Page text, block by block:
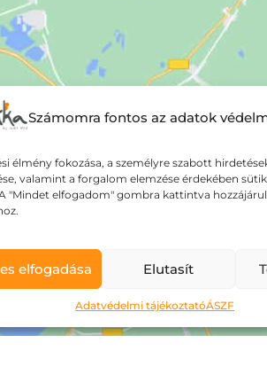
Számomra fontos az adatok
élmény fokozása, a személyre szabott
valamint a forgalom elemzése érdekében
"Mindet elfogadom" gombra kattintva
elfogadása Elutasít
Adatvédelmi tájékoztatóÁSZF